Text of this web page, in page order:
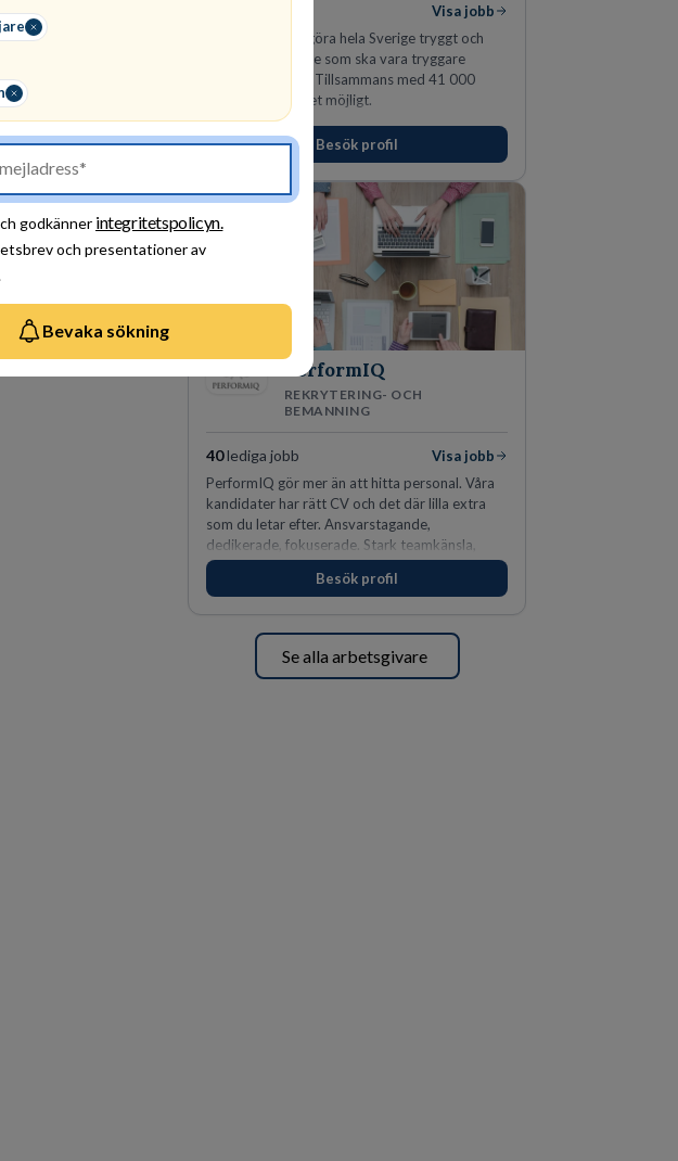
godkänner integritetspolicyn.
och presentationer av
Bevaka sökning
Visa jobb
Ett uppdrag att göra hela Sverige tryggt och
säkert. Ett Sverige som ska vara tryggare
imorgon än idag. Tillsammans med 41 000
kollegor gör vi det möjligt.
Besök profil
PerformIQ
REKRYTERING- OCH
BEMANNING
40lediga jobb
Visa jobb
PerformIQ gör mer än att hitta personal. Våra
kandidater har rätt CV och det där lilla extra
som du letar efter. Ansvarstagande,
dedikerade, fokuserade. Stark teamkänsla,
vinnarinstinkt och hälsomedvetna. Vi kallar det
för idrottens egenskaper.
Besök profil
Se alla arbetsgivare